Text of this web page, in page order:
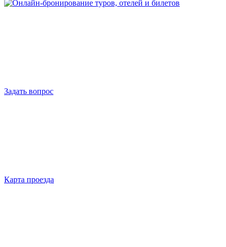
Задать вопрос
Карта проезда